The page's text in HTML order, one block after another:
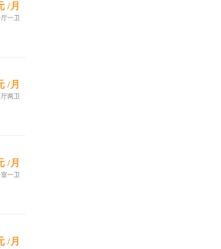
/月
一卫
/月
两卫
/月
一卫
/月